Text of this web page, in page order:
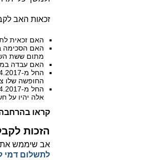
זכאות האב
האם זכאית לתשלום דמי
האם הסכימה
מתום ששת
האם עבדה
החופשה שלו
אלה יהיו על
קראו
הזכות
אב שיממש את זכותו
לתשלום דמי